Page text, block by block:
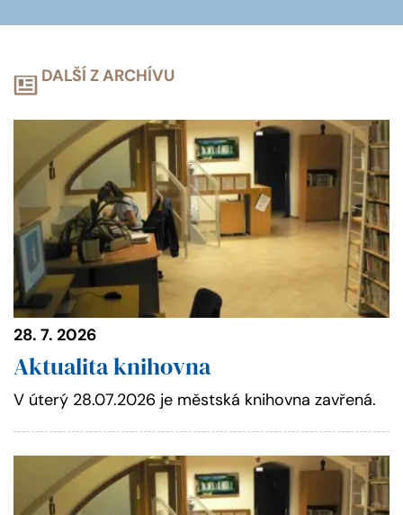
DALŠÍ Z ARCHÍVU
28. 7. 2026
Aktualita knihovna
V úterý 28.07.2026 je městská knihovna zavřená.